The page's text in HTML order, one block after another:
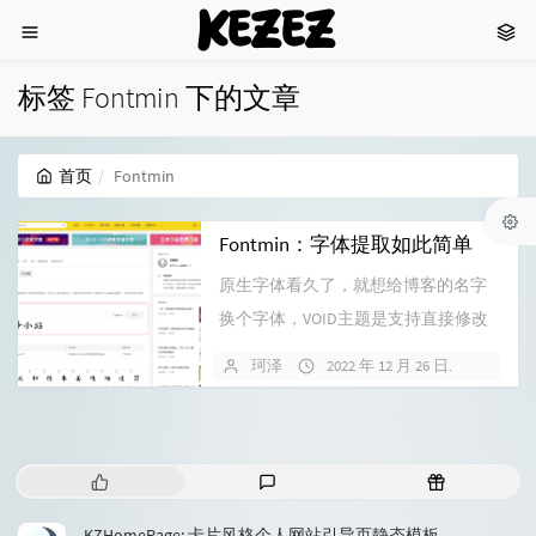
KEZEZ
标签 Fontmin 下的文章
首页 Fontmin
Fontmin：字体提取如此简单
原生字体看久了，就想给博客的名字
换个字体，VOID主题是支持直接修改
珂泽 2022 年 12 月 26 日
热
门
文
评
随